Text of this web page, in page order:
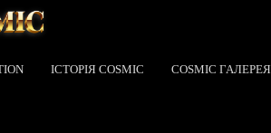
ІСТОРІЯ COSMIC COSMIC ГАЛЕРЕЯ